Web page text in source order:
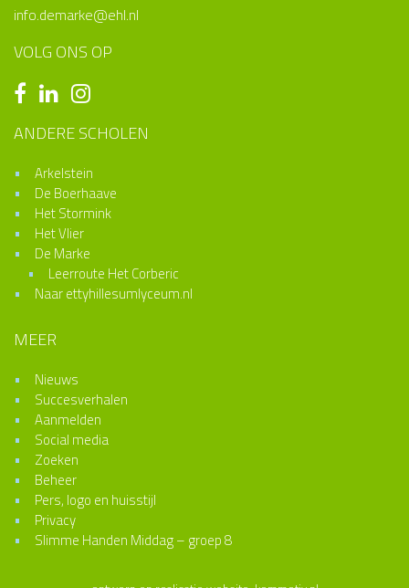
info.demarke@ehl.nl
VOLG ONS OP
ANDERE SCHOLEN
Arkelstein
De Boerhaave
Het Stormink
Het Vlier
De Marke
Leerroute Het Corberic
Naar ettyhillesumlyceum.nl
MEER
Nieuws
Succesverhalen
Aanmelden
Social media
Zoeken
Beheer
Pers, logo en huisstijl
Privacy
Slimme Handen Middag – groep 8